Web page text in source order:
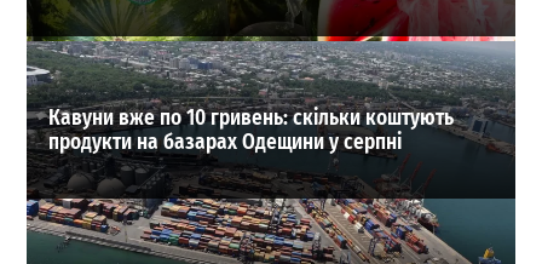
Кавуни вже по 10 гривень: скільки коштують
продукти на базарах Одещини у серпні